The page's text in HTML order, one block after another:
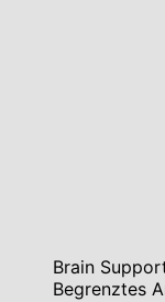
Brain
Begrenztes